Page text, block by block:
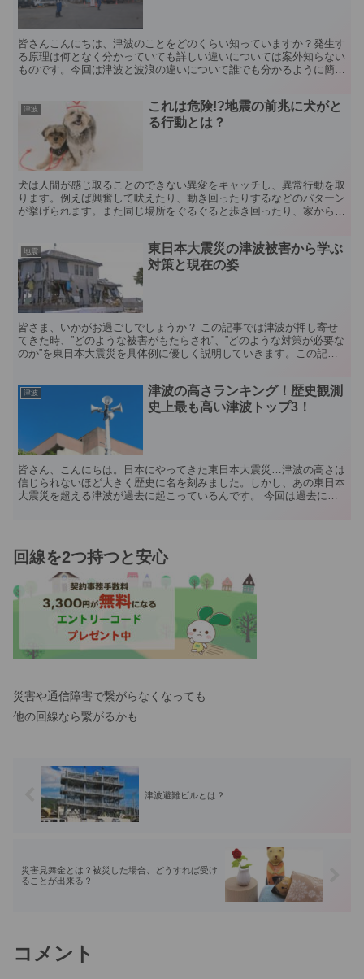
皆さんこんにちは、津波のことをどのくらい知っていますか？発生す
る原理は何となく分かっていても詳しい違いについては案外知らない
ものです。今回は津波と波浪の違いについて誰でも分かるように簡単
津波
これは危険!?地震の前兆に犬がと
る行動とは？
犬は人間が感じ取ることのできない異変をキャッチし、異常行動を取
ります。例えば興奮して吠えたり、動き回ったりするなどのパターン
が挙げられます。また同じ場所をぐるぐると歩き回ったり、家から逃
地震
東日本大震災の津波被害から学ぶ
対策と現在の姿
皆さま、いかがお過ごしでしょうか？ この記事では津波が押し寄せ
てきた時、”どのような被害がもたらされ”、”どのような対策が必要な
のか”を東日本大震災を具体例に優しく説明していきます。この記事
津波
津波の高さランキング！歴史観測
史上最も高い津波トップ3！
皆さん、こんにちは。日本にやってきた東日本大震災…津波の高さは
信じられないほど大きく歴史に名を刻みました。しかし、あの東日本
大震災を超える津波が過去に起こっているんです。 今回は過去に発
回線を2つ持つと安心
災害や通信障害で繋がらなくなっても
他の回線なら繋がるかも
津波避難ビルとは？
災害見舞金とは？被災した場合、どうすれば受け
ることが出来る？
コメント